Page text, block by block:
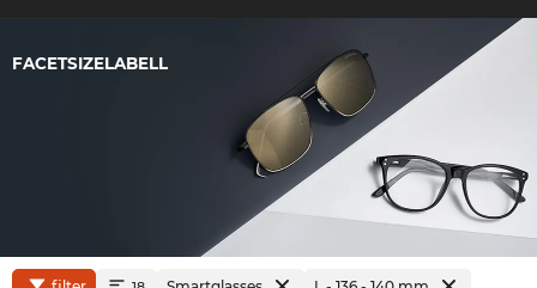
FACETSIZELABELL